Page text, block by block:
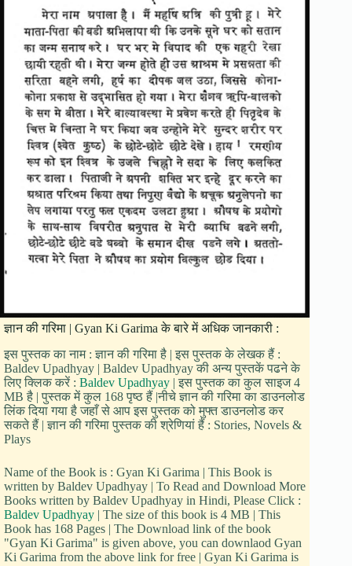
ज्ञान की गरिमा | Gyan Ki Garima के बारे में अधिक जानकारी :
इस पुस्तक का नाम : ज्ञान की गरिमा है | इस पुस्तक के लेखक हैं :
Baldev Upadhyay | Baldev Upadhyay की अन्य पुस्तकें पढने के
लिए क्लिक करें : Baldev Upadhyay | इस पुस्तक का कुल साइज 4
MB है | पुस्तक में कुल 168 पृष्ठ हैं |नीचे ज्ञान की गरिमा का डाउनलोड
लिंक दिया गया है जहाँ से आप इस पुस्तक को मुफ्त डाउनलोड कर
सकते हैं | ज्ञान की गरिमा पुस्तक की श्रेणियां हैं : Stories, Novels &
Plays
Name of the Book is : Gyan Ki Garima | This Book is
written by Baldev Upadhyay | To Read and Download More
Books written by Baldev Upadhyay in Hindi, Please Click :
Baldev Upadhyay | The size of this book is 4 MB | This
Book has 168 Pages | The Download link of the book
"Gyan Ki Garima" is given above, you can downlaod Gyan
Ki Garima from the above link for free | Gyan Ki Garima is